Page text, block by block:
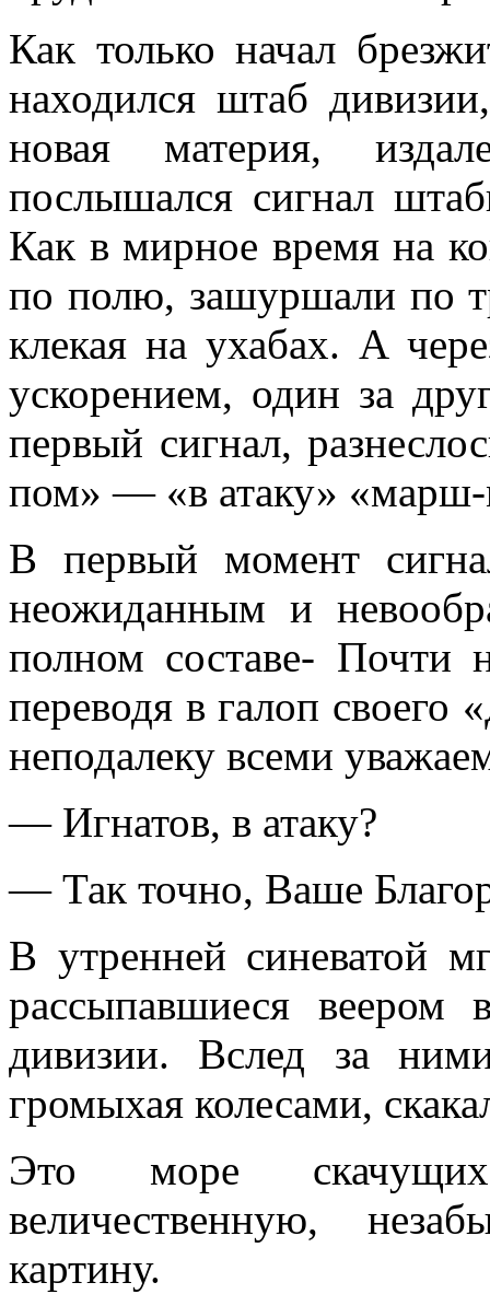
Как только начал
находился штаб
новая материя,
послышался сигнал
Как в мир­ное время на
по полю, зашуршали по
клекая на ухабах. А
ускорением, один за
первый сиг­нал,
пом» — «в атаку»
В первый момент
неожиданным и
полном составе- Почти
переводя в галоп свое­го
неподале­ку всеми
— Игнатов, в атаку?
— Так точно, Ваше
В утренней синеватой
рассыпавшиеся
дивизии. Вслед за
громыхая колесами,
Это море скачущих
величественную,
картину.